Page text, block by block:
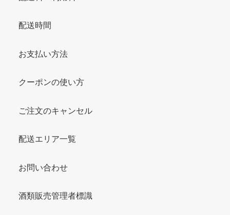
配送時間
お支払い方法
クーポンの使い方
ご注文のキャンセル
配送エリア一覧
お問い合わせ
酒類販売管理者標識